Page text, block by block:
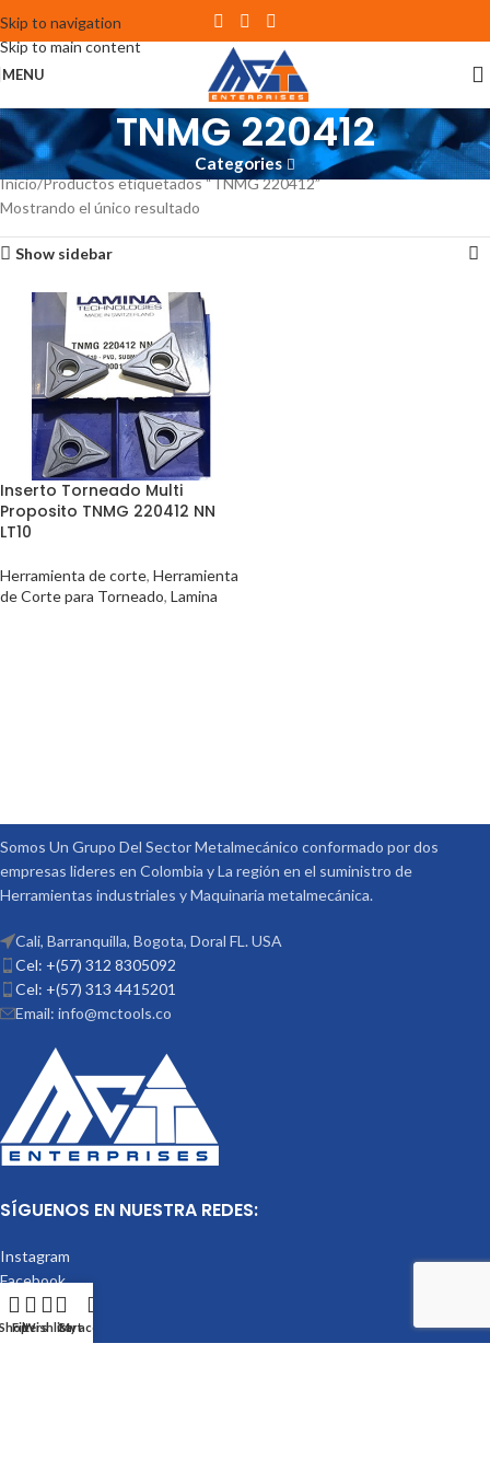
Skip to navigation
Skip to main content
MENU
TNMG 220412
Categories
Inicio Productos etiquetados “TNMG 220412”
Mostrando el único resultado
Show sidebar
Inserto Torneado Multi
Proposito TNMG 220412 NN
LT10
Herramienta de corte, Herramienta
de Corte para Torneado, Lamina
Somos Un Grupo Del Sector Metalmecánico conformado por dos
empresas lideres en Colombia y La región en el suministro de
Herramientas industriales y Maquinaria metalmecánica.
Cali, Barranquilla, Bogota, Doral FL. USA
Cel: +(57) 312 8305092
Cel: +(57) 313 4415201
Email: info@mctools.co
SÍGUENOS EN NUESTRA REDES:
Instagram
Facebook
LinkedIn
ShopFilters
WishlistCart
My account